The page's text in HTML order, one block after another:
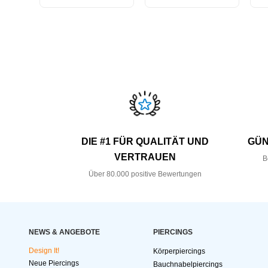
DIE #1 FÜR QUALITÄT UND
VERTRAUEN
Über 80.000 positive Bewertungen
NEWS & ANGEBOTE
Design It!
Neue Piercings
PIERCINGS
Körperpiercings
Bauchnabelpiercings